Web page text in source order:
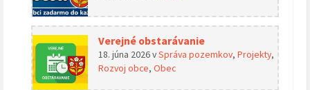
Verejné obstarávanie
18. júna 2026vSpráva pozemkov, Projekty,
Rozvoj obce, Obec